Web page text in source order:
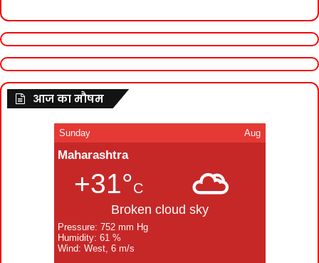
आज का मौषम
Sunday Aug
Maharashtra
+31°C
Broken cloud sky
Pressure: 752 mm Hg
Humidity: 61 %
Wind: West, 6 m/s